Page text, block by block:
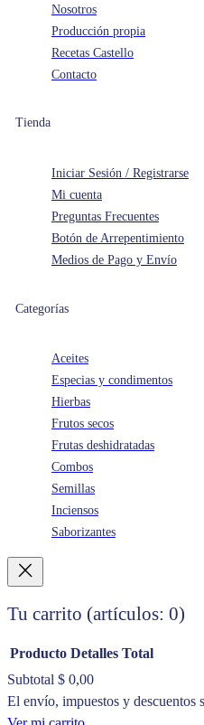
Nosotros
Producción propia
Recetas Castello
Contacto
Tienda
Iniciar Sesión / Registrarse
Mi cuenta
Preguntas Frecuentes
Botón de Arrepentimiento
Medios de Pago y Envío
Categorías
Aceites
Especias y condimentos
Hierbas
Frutos secos
Frutas deshidratadas
Combos
Semillas
Inciensos
Saborizantes
Tu carrito (artículos: 0)
Productos
Producto Detalles Total
Subtotal $ 0,00
El envío, impuestos y descuentos